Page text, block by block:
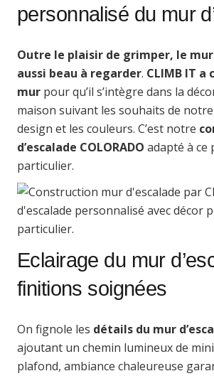
personnalisé du mur
Outre le plaisir de grimper, le mur
aussi beau à regarder. CLIMB IT a
mur pour qu’il s’intègre dans la
maison suivant les souhaits de
design et les couleurs. C’est notre
d’escalade COLORADO adapté à ce
particulier.
Eclairage du mur
finitions soignées
On fignole les détails du mur
ajoutant un chemin lumineux de
plafond, ambiance chaleureuse